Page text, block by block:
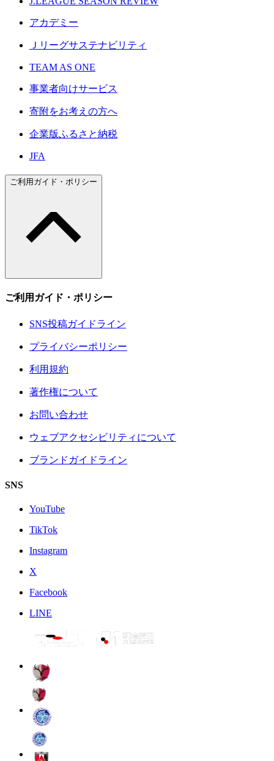
アカデミー
Ｊリーグサステナビリティ
TEAM AS ONE
事業者向けサービス
寄附をお考えの方へ
企業版ふるさと納税
JFA
ご利用ガイド・ポリシー
ご利用ガイド・ポリシー
SNS投稿ガイドライン
プライバシーポリシー
利用規約
著作権について
お問い合わせ
ウェブアクセシビリティについて
ブランドガイドライン
SNS
YouTube
TikTok
Instagram
X
Facebook
LINE